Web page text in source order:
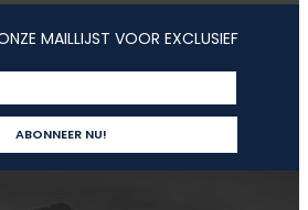
MAILLIJST VOOR EXCLUSIEF